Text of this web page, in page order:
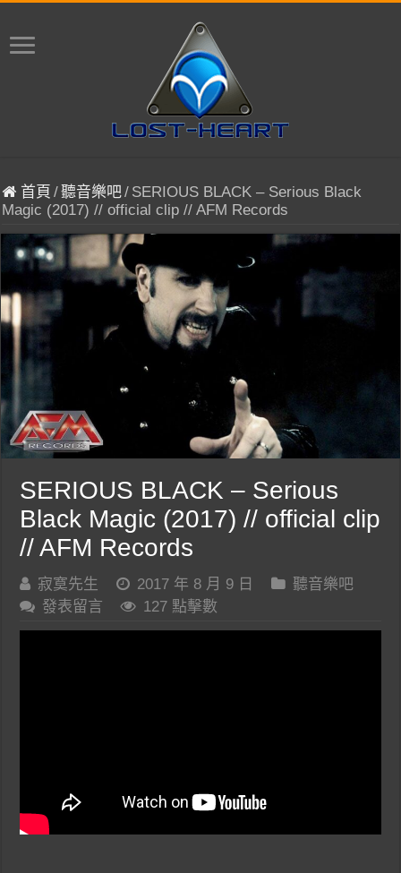
首頁 /聽音樂吧/ SERIOUS BLACK – Serious Black
Magic (2017) // official clip // AFM Records
SERIOUS BLACK – Serious
Black Magic (2017) // official clip
// AFM Records
寂寞先生 2017 年 8 月 9 日
聽音樂吧
發表留言
127 點擊數